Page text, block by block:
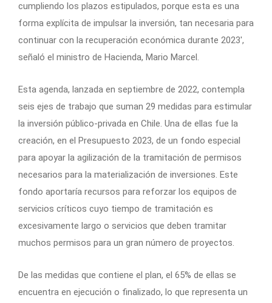
cumpliendo los plazos estipulados, porque esta es una
forma explícita de impulsar la inversión, tan necesaria para
continuar con la recuperación económica durante 2023′,
señaló el ministro de Hacienda, Mario Marcel.
Esta agenda, lanzada en septiembre de 2022, contempla
seis ejes de trabajo que suman 29 medidas para estimular
la inversión público-privada en Chile. Una de ellas fue la
creación, en el Presupuesto 2023, de un fondo especial
para apoyar la agilización de la tramitación de permisos
necesarios para la materialización de inversiones. Este
fondo aportaría recursos para reforzar los equipos de
servicios críticos cuyo tiempo de tramitación es
excesivamente largo o servicios que deben tramitar
muchos permisos para un gran número de proyectos.
De las medidas que contiene el plan, el 65% de ellas se
encuentra en ejecución o finalizado, lo que representa un